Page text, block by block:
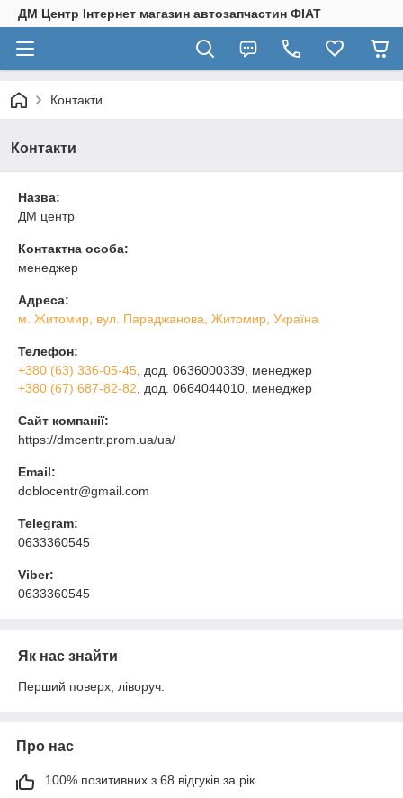
ДМ Центр Інтернет магазин автозапчастин ФІАТ
Контакти
Контакти
Назва:
ДМ центр
Контактна особа:
менеджер
Адреса:
м. Житомир, вул. Параджанова, Житомир, Україна
Телефон:
+380 (63) 336-05-45 , дод. 0636000339 , менеджер
+380 (67) 687-82-82 , дод. 0664044010 , менеджер
Сайт компанії:
https://dmcentr.prom.ua/ua/
Email:
doblocentr@gmail.com
Telegram:
0633360545
Viber:
0633360545
Як нас знайти
Перший поверх, ліворуч.
Про нас
100% позитивних з 68 відгуків за рік